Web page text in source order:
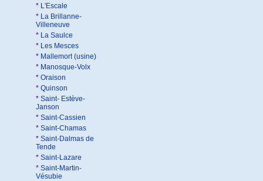
* L'Escale
* La Brillanne-
Villeneuve
* La Saulce
* Les Mesces
* Mallemort (usine)
* Manosque-Volx
* Oraison
* Quinson
* Saint- Estève-
Janson
* Saint-Cassien
* Saint-Chamas
* Saint-Dalmas de
Tende
* Saint-Lazare
* Saint-Martin-
Vésubie